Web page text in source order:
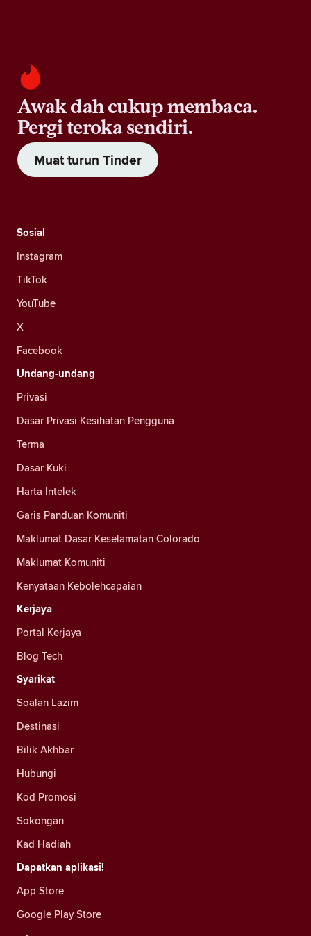
Awak dah cukup membaca.
Pergi teroka sendiri.
Muat turun Tinder
Sosial
Instagram
TikTok
YouTube
X
Facebook
Undang-undang
Privasi
Dasar Privasi Kesihatan Pengguna
Terma
Dasar Kuki
Harta Intelek
Garis Panduan Komuniti
Maklumat Dasar Keselamatan Colorado
Maklumat Komuniti
Kenyataan Kebolehcapaian
Kerjaya
Portal Kerjaya
Blog Tech
Syarikat
Soalan Lazim
Destinasi
Bilik Akhbar
Hubungi
Kod Promosi
Sokongan
Kad Hadiah
Dapatkan aplikasi!
App Store
Google Play Store